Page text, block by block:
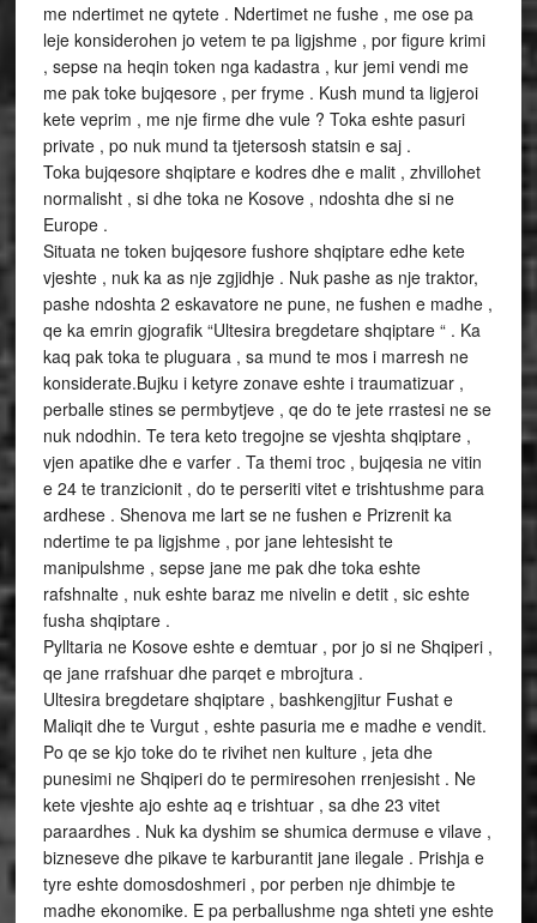
me ndertimet ne qytete . Ndertimet ne fushe , me ose pa
leje konsiderohen jo vetem te pa ligjshme , por figure krimi
, sepse na heqin token nga kadastra , kur jemi vendi me
me pak toke bujqesore , per fryme . Kush mund ta ligjeroi
kete veprim , me nje firme dhe vule ? Toka eshte pasuri
private , po nuk mund ta tjetersosh statsin e saj .
Toka bujqesore shqiptare e kodres dhe e malit , zhvillohet
normalisht , si dhe toka ne Kosove , ndoshta dhe si ne
Europe .
Situata ne token bujqesore fushore shqiptare edhe kete
vjeshte , nuk ka as nje zgjidhje . Nuk pashe as nje traktor,
pashe ndoshta 2 eskavatore ne pune, ne fushen e madhe ,
qe ka emrin gjografik “Ultesira bregdetare shqiptare “ . Ka
kaq pak toka te pluguara , sa mund te mos i marresh ne
konsiderate.Bujku i ketyre zonave eshte i traumatizuar ,
perballe stines se permbytjeve , qe do te jete rrastesi ne se
nuk ndodhin. Te tera keto tregojne se vjeshta shqiptare ,
vjen apatike dhe e varfer . Ta themi troc , bujqesia ne vitin
e 24 te tranzicionit , do te perseriti vitet e trishtushme para
ardhese . Shenova me lart se ne fushen e Prizrenit ka
ndertime te pa ligjshme , por jane lehtesisht te
manipulshme , sepse jane me pak dhe toka eshte
rafshnalte , nuk eshte baraz me nivelin e detit , sic eshte
fusha shqiptare .
Pylltaria ne Kosove eshte e demtuar , por jo si ne Shqiperi ,
qe jane rrafshuar dhe parqet e mbrojtura .
Ultesira bregdetare shqiptare , bashkengjitur Fushat e
Maliqit dhe te Vurgut , eshte pasuria me e madhe e vendit.
Po qe se kjo toke do te rivihet nen kulture , jeta dhe
punesimi ne Shqiperi do te permiresohen rrenjesisht . Ne
kete vjeshte ajo eshte aq e trishtuar , sa dhe 23 vitet
paraardhes . Nuk ka dyshim se shumica dermuse e vilave ,
bizneseve dhe pikave te karburantit jane ilegale . Prishja e
tyre eshte domosdoshmeri , por perben nje dhimbje te
madhe ekonomike. E pa perballushme nga shteti yne eshte